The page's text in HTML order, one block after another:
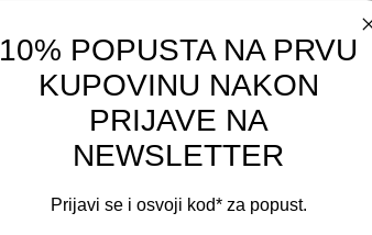
10% POPUSTA NA PRVU
KUPOVINU NAKON
PRIJAVE NA
NEWSLETTER
Prijavi se i osvoji kod* za popust.